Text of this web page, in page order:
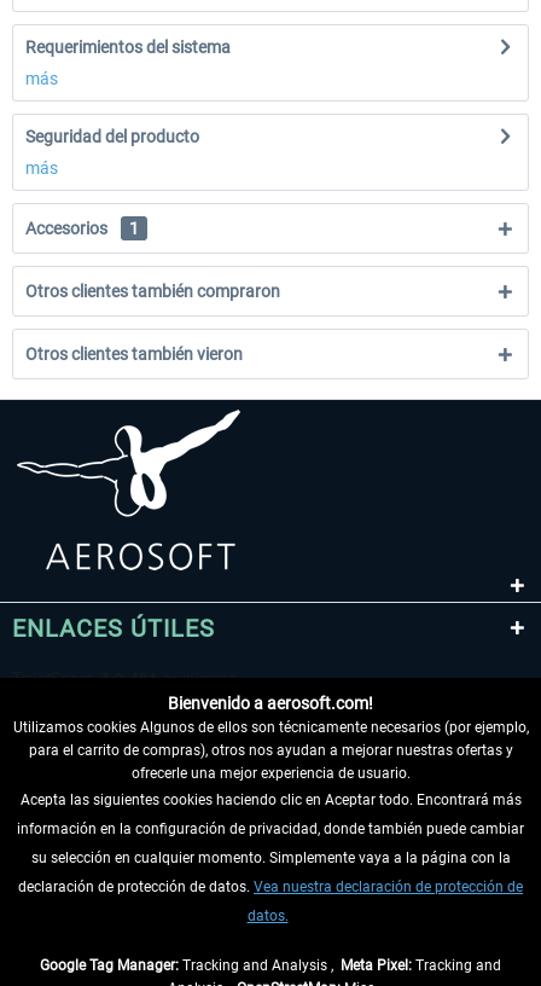
Requerimientos del sistema
más
Seguridad del producto
más
Accesorios 1
Otros clientes también compraron
Otros clientes también vieron
ENLACES ÚTILES
DESISTIR DEL CONTRATO
INFORMACIÓN
Bienvenido a aerosoft.com!
Utilizamos cookies Algunos de ellos son técnicamente necesarios (por ejemplo,
para el carrito de compras), otros nos ayudan a mejorar nuestras ofertas y
ofrecerle una mejor experiencia de usuario.
Acepta las siguientes cookies haciendo clic en Aceptar todo. Encontrará más
información en la configuración de privacidad, donde también puede cambiar
su selección en cualquier momento. Simplemente vaya a la página con la
declaración de protección de datos. Vea nuestra declaración de protección de
datos.
Google Tag Manager: Tracking and Analysis , Meta Pixel: Tracking and